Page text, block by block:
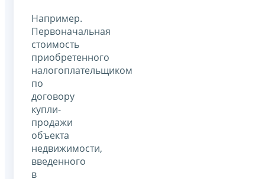
Например.
Первоначальная
стоимость
приобретенного
налогоплательщиком
по
договору
купли-
продажи
объекта
недвижимости,
введенного
в